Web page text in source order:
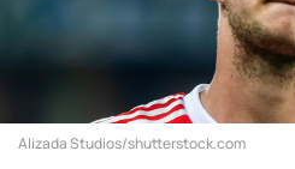
Alizada Studios/shutterstock.com